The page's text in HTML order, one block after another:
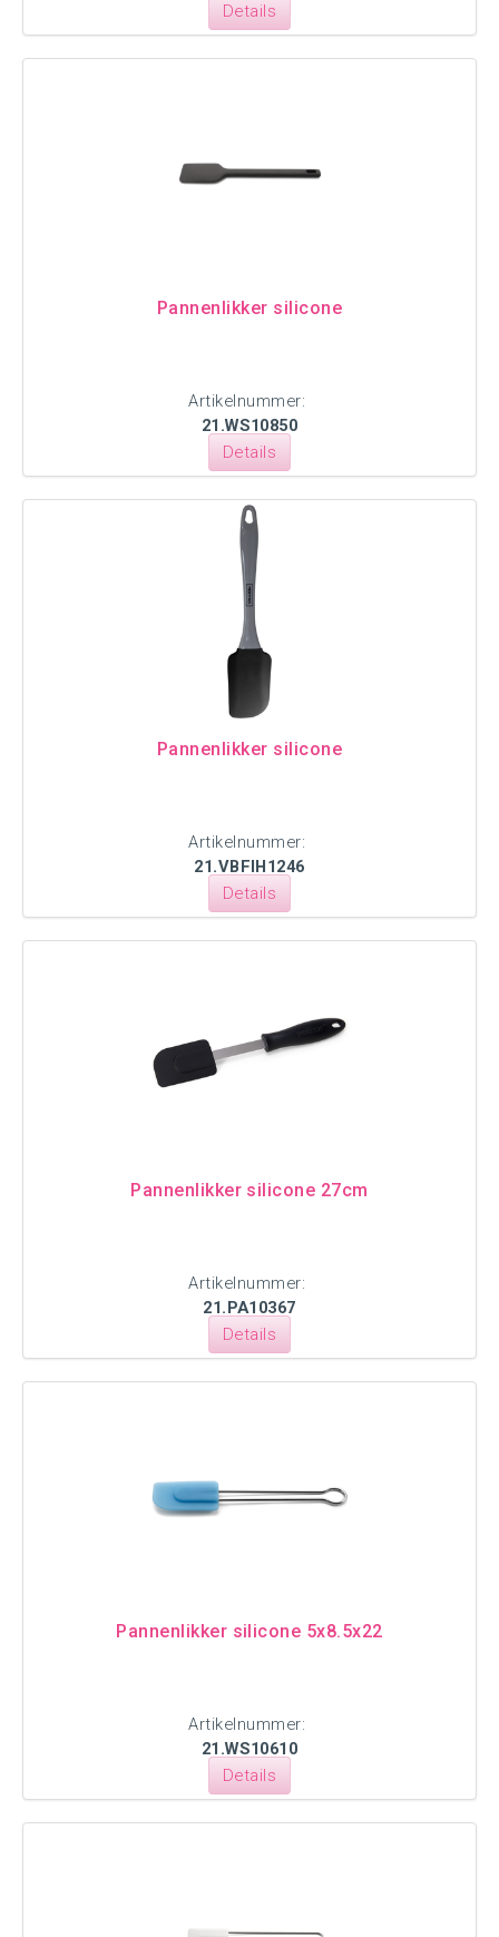
Details
Pannenlikker silicone
Artikelnummer:
21.WS10850
Details
Pannenlikker silicone
Artikelnummer:
21.VBFIH1246
Details
Pannenlikker silicone 27cm
Artikelnummer:
21.PA10367
Details
Pannenlikker silicone 5x8.5x22
Artikelnummer:
21.WS10610
Details